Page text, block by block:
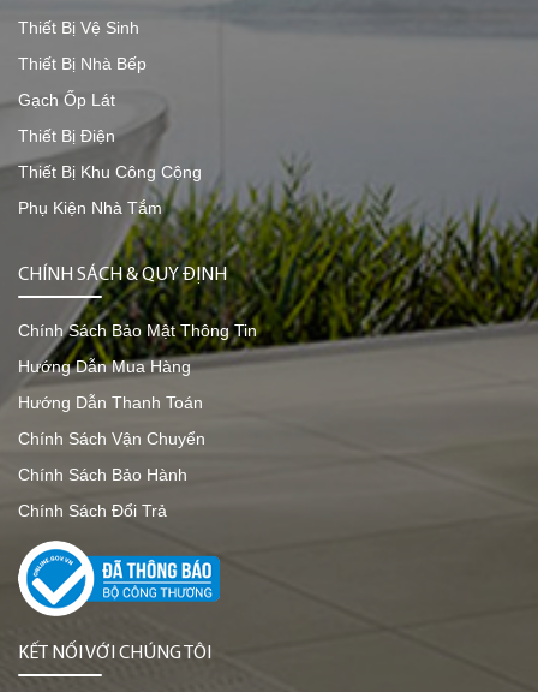
Thiết Bị Vệ Sinh
Thiết Bị Nhà Bếp
Gạch Ốp Lát
Thiết Bị Điện
Thiết Bị Khu Công Cộng
Phụ Kiện Nhà Tắm
CHÍNH SÁCH & QUY ĐỊNH
Chính Sách Bảo Mật Thông Tin
Hướng Dẫn Mua Hàng
Hướng Dẫn Thanh Toán
Chính Sách Vận Chuyển
Chính Sách Bảo Hành
Chính Sách Đổi Trả
KẾT NỐI VỚI CHÚNG TÔI